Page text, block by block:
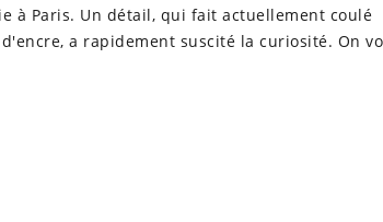
à Paris. Un détail, qui fait actuellement coulé
a rapidement suscité la curiosité. On